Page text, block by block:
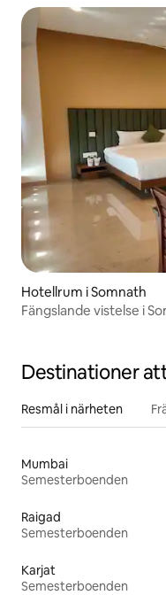
Hotellrum i Somnath
Fängslande vistelse i
Destinationer
Resmål i närheten
Mumbai
Semesterboenden
Raigad
Semesterboenden
Karjat
Semesterboenden